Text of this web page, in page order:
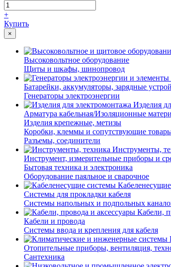
+
Купить
×
Высоковольтное оборудование
Щиты и шкафы, шинопровод
Батарейки, аккумуляторы, зарядные
Генераторы электроэнергии
Изделия
Арматура кабельная/Изоляционные
Изделия крепежные, метизы
Коробки, клеммы и сопутствующие
Разъемы, соединители
Инструменты,
Инструмент, измерительные приборы и
Бытовая техника и электроника
Оборудование паяльное и сварочное
Системы для прокладки кабеля
Системы напольных и подпольных
Кабели,
Кабели и провода
Системы ввода и крепления для кабеля
Отопительные приборы, вентиляция,
Сантехника